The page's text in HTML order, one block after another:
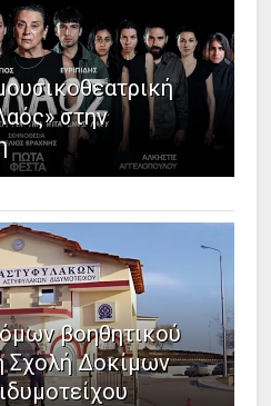
στην
βοηθητικού
Σχολή Δοκίμων